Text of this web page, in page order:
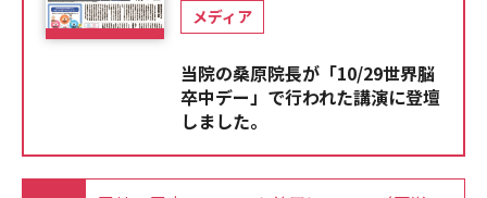
メディア
当院の桑原院長が「10/29世界脳
卒中デー」で行われた講演に登壇
しました。